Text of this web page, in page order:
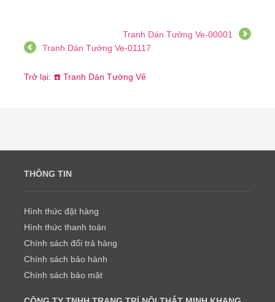
Tranh Dán Tường Ve-00001
Tranh Dán Tường Ve-01117
Trở lại: ☎️ Tranh Dán Tường Vẽ
THÔNG TIN
Hình thức đặt hàng
Hình thức thanh toán
Chính sách đổi trả hàng
Chính sách bảo hành
Chính sách bảo mật